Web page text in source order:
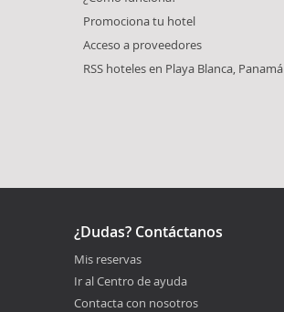
Promociona tu hotel
Acceso a proveedores
RSS hoteles en Playa Blanca, Panamá
¿Dudas? Contáctanos
Mis reservas
Ir al Centro de ayuda
Contacta con nosotros